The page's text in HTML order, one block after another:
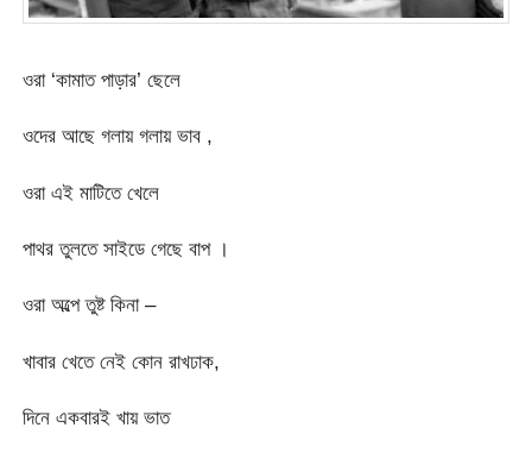
ওরা ‘কামাত পাড়ার’ ছেলে
ওদের আছে গলায় গলায় ভাব ,
ওরা এই মাটিতে খেলে
পাথর তুলতে সাইডে গেছে বাপ ।
ওরা অল্পে তুষ্ট কিনা –
খাবার খেতে নেই কোন রাখঢাক,
দিনে একবারই খায় ভাত